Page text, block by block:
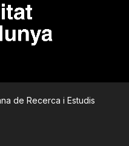
de Recerca i Estudis